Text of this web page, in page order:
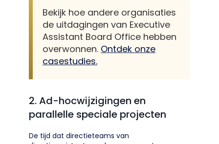
Bekijk hoe andere organisaties
de uitdagingen van Executive
Assistant Board Office hebben
overwonnen. Ontdek onze
casestudies.
2. Ad-hocwijzigingen en
parallelle speciale projecten
De tijd dat directieteams van